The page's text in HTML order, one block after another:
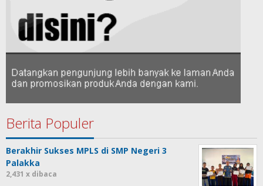
Berita Populer
Berakhir Sukses MPLS di SMP Negeri 3
Palakka
2,431 x dibaca